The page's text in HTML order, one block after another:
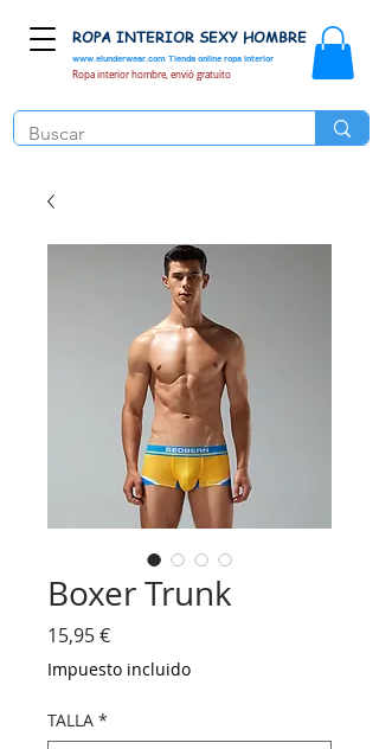
www.elunderwear.com Tienda online ropa interior
ROPA INTERIOR SEXY HOMBRE
Ropa interior hombre, envió gratuito
Boxer Trunk
15,95 €Precio
Impuesto incluido
TALLA *